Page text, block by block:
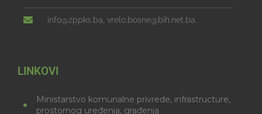
info@zppks.ba, vrelo.bosne@bih.net.ba.
LINKOVI
Ministarstvo komunalne privrede, infrastructure,
prostornog uređenja, građenja